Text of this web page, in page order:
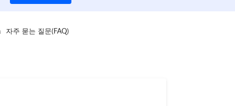
자주 묻는 질문(FAQ)